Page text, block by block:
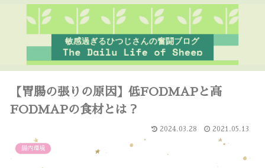
【胃腸の張りの原因】低FODMAPと高
FODMAPの食材とは？
2024.03.28 2021.05.13
腸内環境